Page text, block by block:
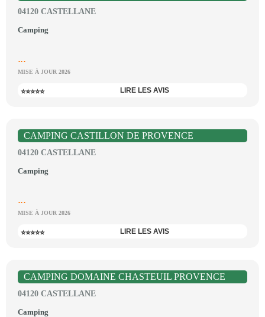
04120 CASTELLANE
Camping
...
MISE À JOUR 2026
⭐⭐⭐⭐⭐ LIRE LES AVIS
CAMPING CASTILLON DE PROVENCE
04120 CASTELLANE
Camping
...
MISE À JOUR 2026
⭐⭐⭐⭐⭐ LIRE LES AVIS
CAMPING DOMAINE CHASTEUIL PROVENCE
04120 CASTELLANE
Camping